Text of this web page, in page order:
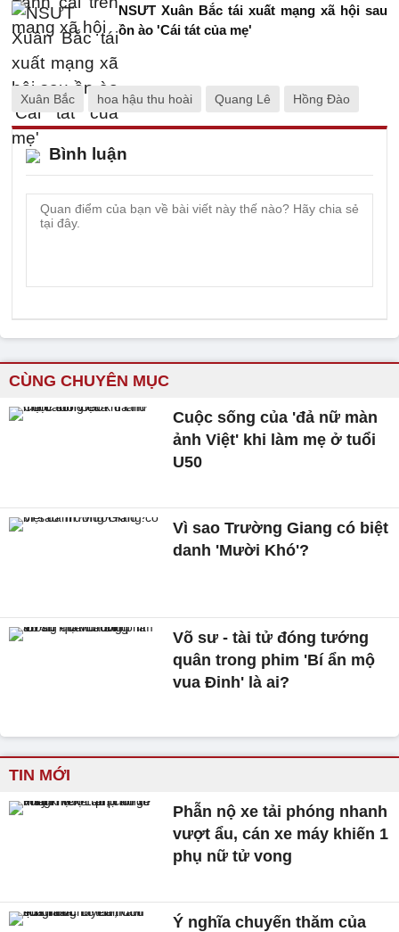
NSƯT Xuân Bắc tái xuất mạng xã hội sau
ồn ào 'Cái tát của mẹ'
Xuân Bắc hoa hậu thu hoài Quang Lê Hồng Đào
Bình luận
CÙNG CHUYÊN MỤC
Cuộc sống của 'đả nữ màn
ảnh Việt' khi làm mẹ ở tuổi
U50
Vì sao Trường Giang có biệt
danh 'Mười Khó'?
Võ sư - tài tử đóng tướng
quân trong phim 'Bí ẩn mộ
vua Đinh' là ai?
TIN MỚI
Phẫn nộ xe tải phóng nhanh
vượt ẩu, cán xe máy khiến 1
phụ nữ tử vong
Ý nghĩa chuyến thăm của